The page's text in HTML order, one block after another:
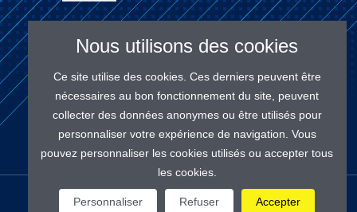
Connexion
NOS RÉSEAUX
Nous utilisons des cookies
Ce site utilise des cookies. Ces derniers peuvent être
nécessaires au bon fonctionnement du site, peuvent
collecter des données anonymes ou être utilisés pour
personnaliser votre expérience de navigation. Vous
pouvez personnaliser les cookies utilisés ou accepter tous
les cookies.
Personnaliser Refuser Accepter